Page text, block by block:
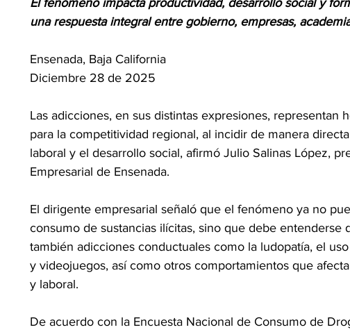
una respuesta integral entre gobierno, empresas,
Ensenada, Baja California
Diciembre 28 de 2025
Las adicciones, en sus distintas expresiones, representan
para la competitividad regional, al incidir de manera
laboral y el desarrollo social, afirmó Julio Salinas López,
Empresarial de Ensenada.
El dirigente empresarial señaló que el fenómeno ya no
consumo de sustancias ilícitas, sino que debe entenderse
también adicciones conductuales como la ludopatía, el
y videojuegos, así como otros comportamientos que
y laboral.
De acuerdo con la Encuesta Nacional de Consumo de